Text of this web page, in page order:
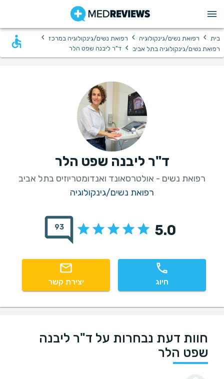
בית › רפואת נשים/גינקולוגיה › רפואת נשים/גינקולוגיה במרכז ›
רפואת נשים/גינקולוגיה בתל אביב › ד"ר ליבנה שפט הלר
ד"ר ליבנה שפט הלר
רפואת נשים - אולטרסאונד ואנדומטריוזיס בתל אביב
רפואת נשים/גינקולוגיה
5.0
93
חיוג יצירת קשר
חוות דעת נבחרות על ד"ר ליבנה
שפט הלר